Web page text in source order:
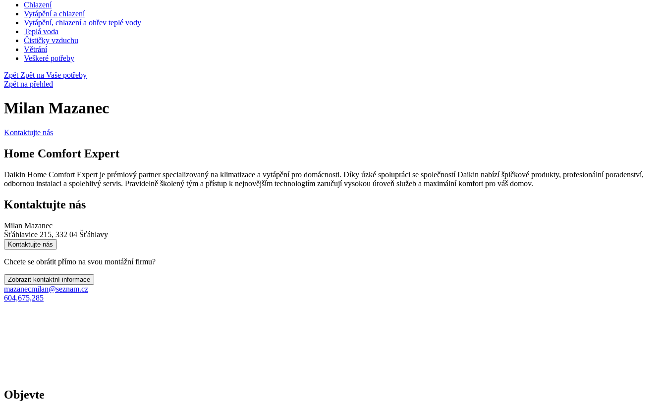
Chlazení
Vytápění a chlazení
Vytápění, chlazení a ohřev teplé vody
Teplá voda
Čističky vzduchu
Větrání
Veškeré potřeby
Zpět Zpět na Vaše potřeby
Zpět na přehled
Milan Mazanec
Kontaktujte nás
Home Comfort Expert
Daikin Home Comfort Expert je prémiový partner specializovaný na klimatizace a vytápění pro domácnosti. Díky úzké spolupráci se společností Daikin nabízí špičkové produkty, profesionální poradenství,
odbornou instalaci a spolehlivý servis. Pravidelně školený tým a přístup k nejnovějším technologiím zaručují vysokou úroveň služeb a maximální komfort pro váš domov.
Kontaktujte nás
Milan Mazanec
Šťáhlavice 215, 332 04 Šťáhlavy
Kontaktujte nás
Chcete se obrátit přímo na svou montážní firmu?
Zobrazit kontaktní informace
mazanecmilan@seznam.cz
604,675,285
Objevte